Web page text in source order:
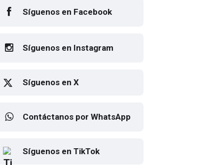
Síguenos en Facebook
Síguenos en Instagram
Síguenos en X
Contáctanos por WhatsApp
Síguenos en TikTok
Elton John regresa a CDMX
para despedirse en el Estadio